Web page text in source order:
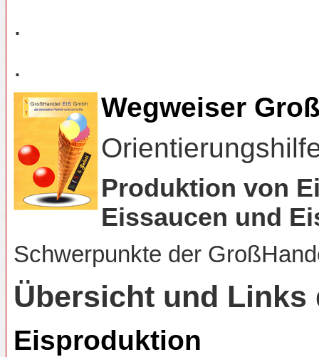
.
.
Wegweiser
Produktion von
Eissaucen und
Schwerpunkte der
Übersicht und Links
Eisproduktion